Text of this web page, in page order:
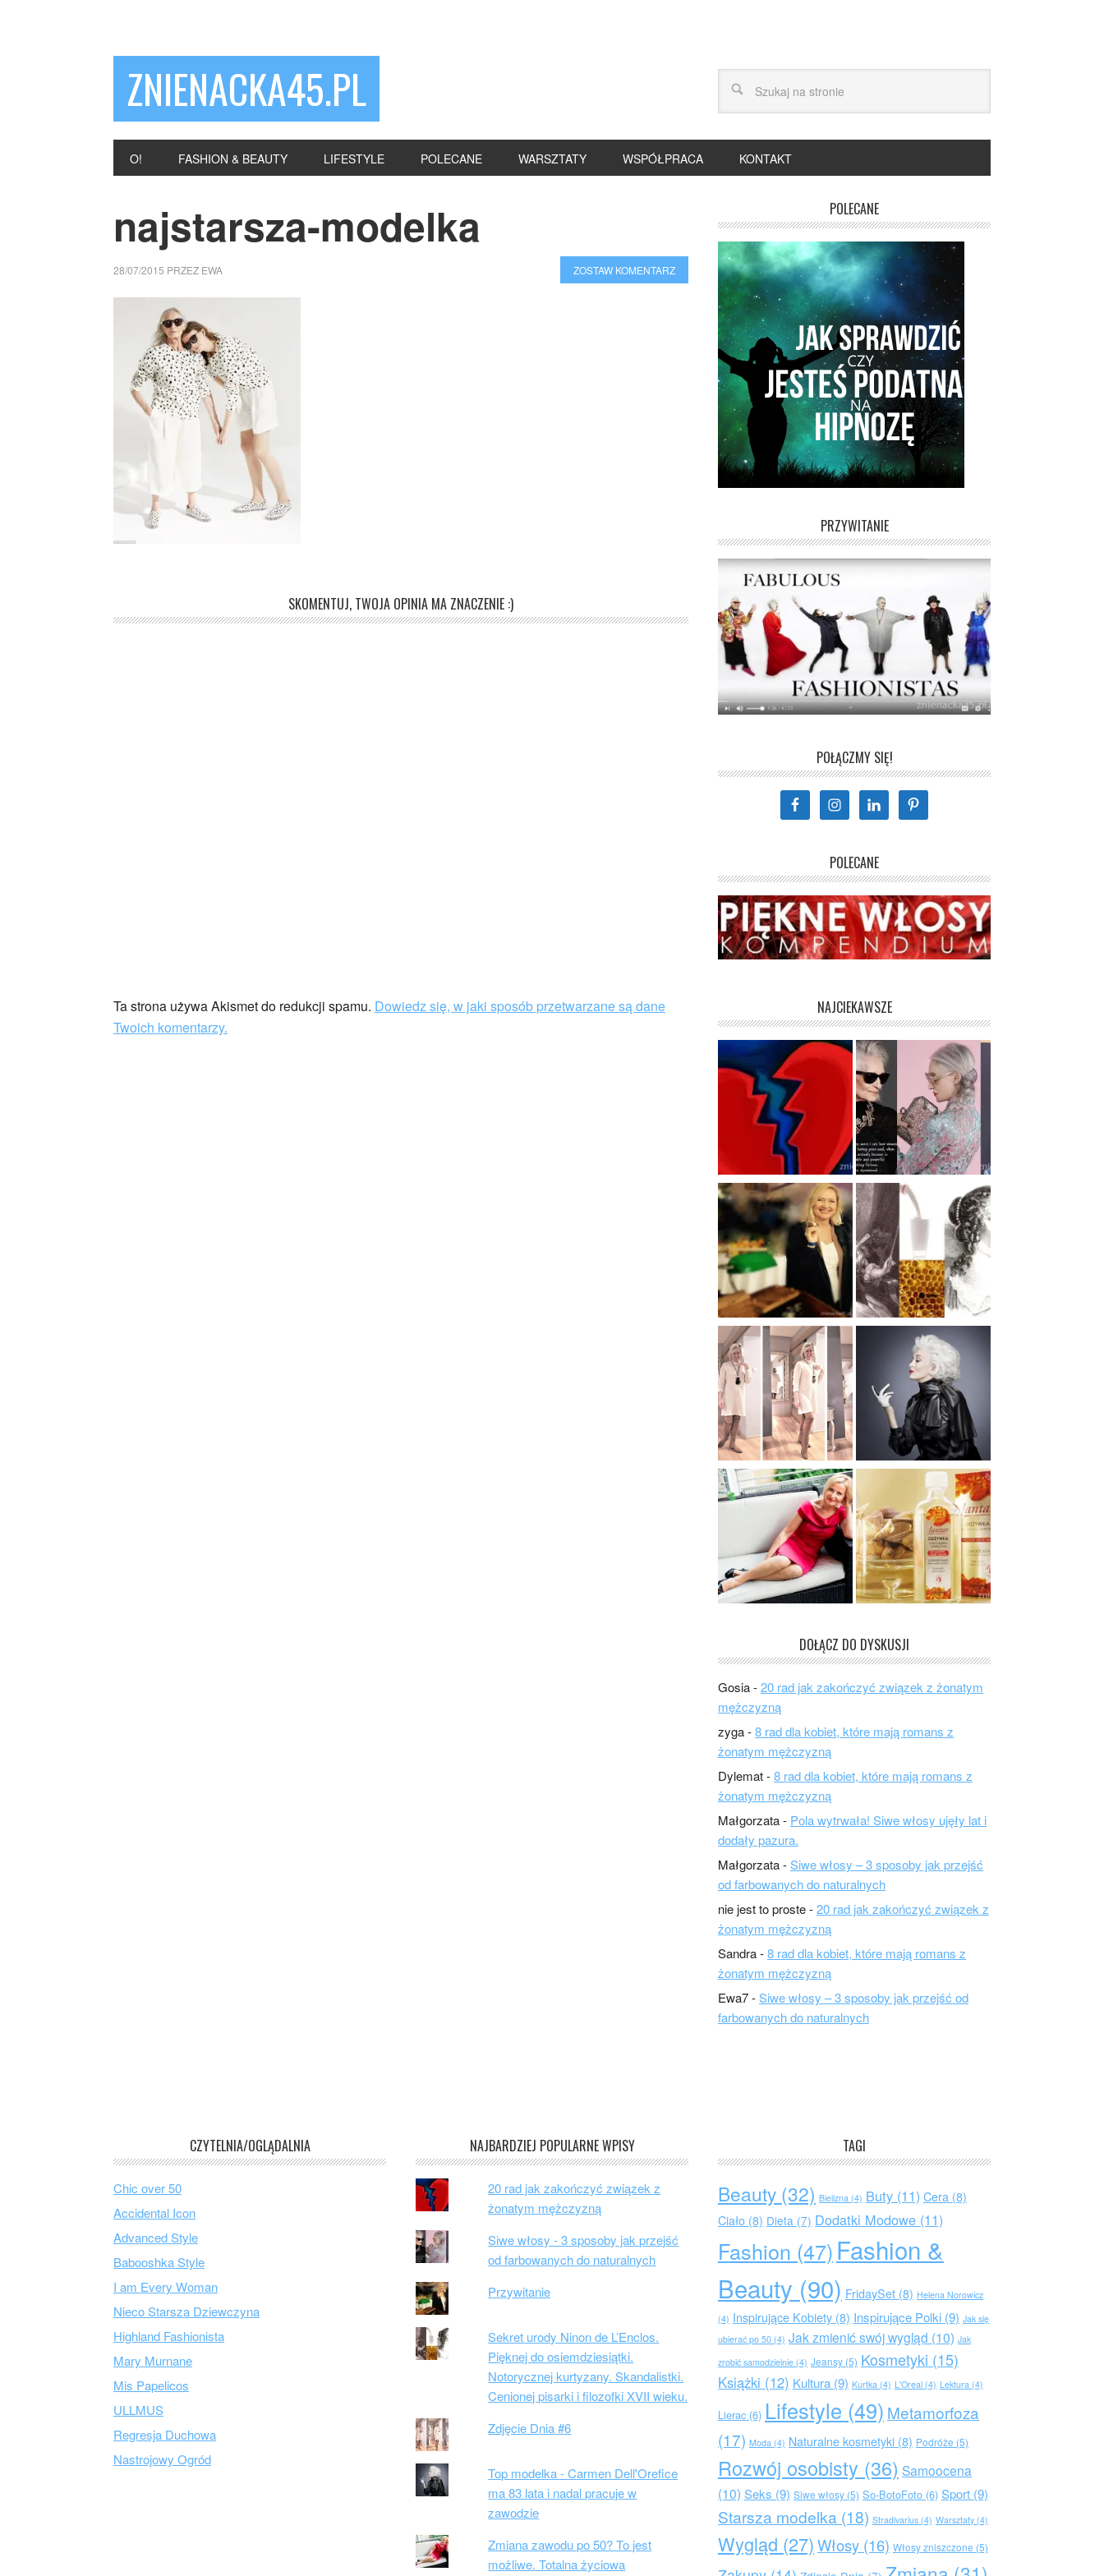
ZNIENACKA45.PL
O! FASHION & BEAUTY LIFESTYLE POLECANE WARSZTATY WSPÓŁPRACA KONTAKT
najstarsza-modelka
28/07/2015 PRZEZ EWA ZOSTAW KOMENTARZ
SKOMENTUJ, TWOJA OPINIA MA ZNACZENIE :)
Ta strona używa Akismet do redukcji spamu. Dowiedz się, w jaki sposób przetwarzane są dane
Twoich komentarzy.
POLECANE
PRZYWITANIE
POŁĄCZMY SIĘ!
POLECANE
NAJCIEKAWSZE
DOŁĄCZ DO DYSKUSJI
Gosia-20 rad jak zakończyć związek z żonatym
mężczyzną
zyga-8 rad dla kobiet, które mają romans z
żonatym mężczyzną
Dylemat-8 rad dla kobiet, które mają romans z
żonatym mężczyzną
Małgorzata- Pola wytrwała! Siwe włosy ujęły lat i
dodały pazura.
Małgorzata-Siwe włosy – 3 sposoby jak przejść
od farbowanych do naturalnych
nie jest to proste-20 rad jak zakończyć związek z
żonatym mężczyzną
Sandra-8 rad dla kobiet, które mają romans z
żonatym mężczyzną
Ewa7-Siwe włosy – 3 sposoby jak przejść od
farbowanych do naturalnych
CZYTELNIA/OGLĄDALNIA
Chic over 50
Accidental Icon
Advanced Style
Babooshka Style
I am Every Woman
Nieco Starsza Dziewczyna
Highland Fashionista
Mary Murnane
Mis Papelicos
ULLMUS
Regresja Duchowa
Nastrojowy Ogród
NAJBARDZIEJ POPULARNE WPISY
20 rad jak zakończyć związek z
żonatym mężczyzną
Siwe włosy - 3 sposoby jak przejść
od farbowanych do naturalnych
Przywitanie
Sekret urody Ninon de L’Enclos.
Pięknej do osiemdziesiątki.
Notorycznej kurtyzany. Skandalistki.
Cenionej pisarki i filozofki XVII wieku.
Zdjęcie Dnia #6
Top modelka - Carmen Dell'Orefice
ma 83 lata i nadal pracuje w
zawodzie
Zmiana zawodu po 50? To jest
możliwe. Totalna życiowa
TAGI
Beauty (32) Bielizna (4) Buty (11) Cera (8)
Ciało (8) Dieta (7) Dodatki Modowe (11)
Fashion (47)Fashion &
Beauty (90) FridaySet (8) Helena Norowicz
(4) Inspirujące Kobiety (8) Inspirujące Polki (9) Jak się
ubierać po 50 (4) Jak zmienić swój wygląd (10) Jak
zrobić samodzielnie (4) Jeansy (5) Kosmetyki (15)
Książki (12) Kultura (9) Kurtka (4) L'Oreal (4) Lektura (4)
Lierac (6) Lifestyle (49) Metamorfoza
(17) Moda (4) Naturalne kosmetyki (8) Podróże (5)
Rozwój osobisty (36) Samoocena
(10) Seks (9) Siwe włosy (5) So-BotoFoto (6) Sport (9)
Starsza modelka (18) Stradivarius (4) Warsztaty (4)
Wygląd (27)Włosy (16) Włosy zniszczone (5)